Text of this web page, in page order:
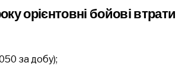
орієнтовні бойові втрати
за добу);